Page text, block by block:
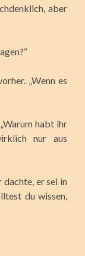
aber
„Wenn es
habt ihr
nur aus
dachte, er sei in
du wissen,